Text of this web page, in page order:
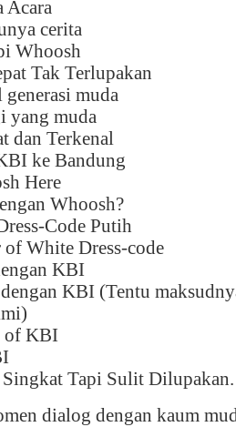
Acara
cerita
Whoosh
Tak Terlupakan
muda
yang muda
dan Terkenal
ke Bandung
Here
Whoosh?
Code Putih
of White Dress-code
KBI
KBI (Tentu
of KBI
Singkat Tapi Sulit Dilupakan.
dialog dengan kaum